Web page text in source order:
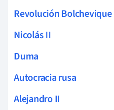
Revolución Bolchevique
Nicolás II
Duma
Autocracia rusa
Alejandro II